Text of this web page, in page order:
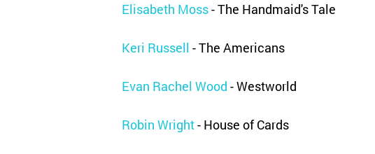
Elisabeth Moss- The Handmaid's Tale
Keri Russell - The Americans
Evan Rachel Wood - Westworld
Robin Wright- House of Cards